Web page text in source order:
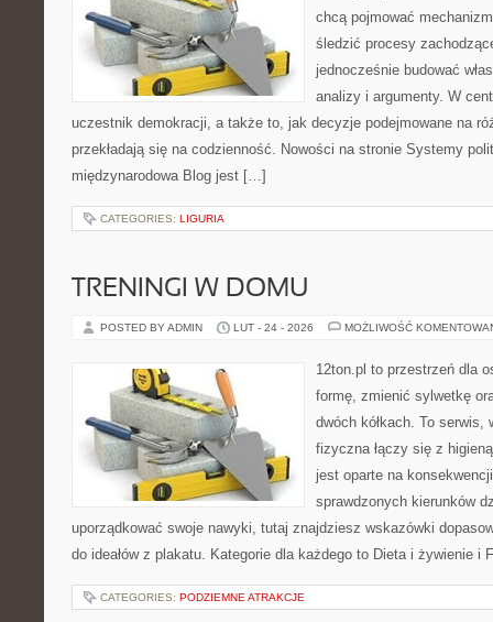
chcą pojmować
śledzić procesy
jednocześnie budować
analizy i argumenty. W
uczestnik demokracji, a także to, jak decyzje podejmowane na
przekładają się na codzienność. Nowości na stronie Systemy
międzynarodowa Blog jest […]
CATEGORIES: LIGURIA
TRENINGI W DOMU
POSTED BY ADMIN LUT - 24 - 2026 MOŻLIWOŚĆ
12ton.pl to przestrzeń dla
formę, zmienić sylwetkę
dwóch kółkach. To
fizyczna łączy się z
jest oparte na
sprawdzonych kierunków
uporządkować swoje nawyki, tutaj znajdziesz wskazówki
do ideałów z plakatu. Kategorie dla każdego to Dieta i żywienie
CATEGORIES: PODZIEMNE ATRAKCJE